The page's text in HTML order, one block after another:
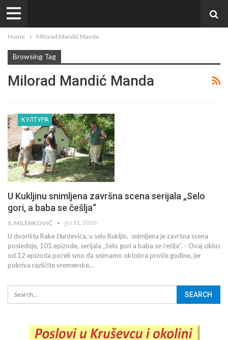
Home Milorad Mandić Manda
Browsing Tag
Milorad Mandić Manda
КУЛТУРА
U Kukljinu snimljena završna scena serijala „Selo
gori, a baba se češlja“
S. MILENKOVIĆ јул 11, 2016
U dvorištu Rake Đurđevića, u selu Kukljin, snimljena je završna scena
poslednje, 101.epizode, serijala „Selo gori a baba se češlja“. - Ovaj ciklus
od 12 epizoda počeli smo da snimamo oktobra prošle godine, jer
pokriva različite vremenske…